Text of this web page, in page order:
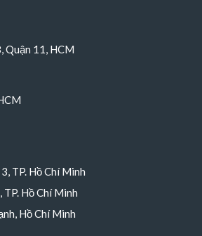
Quận 11, HCM
TP. Hồ Chí Minh
TP. Hồ Chí Minh
Hồ Chí Minh